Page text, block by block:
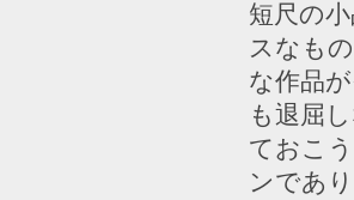
短尺の
スなも
な作品
も退屈
ておこ
ンであ